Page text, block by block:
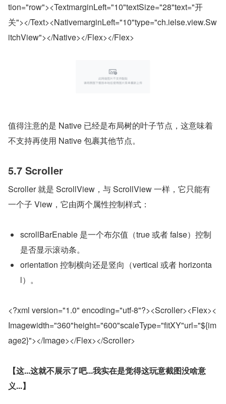
tion="row"><TextmarginLeft="10"textSize="28"text="开
关"></Text><NativemarginLeft="10"type="ch.ielse.view.Sw
itchView"></Native></Flex></Flex>
值得注意的是 Native 已经是布局树的叶子节点，这意味着
不支持再使用 Native 包裹其他节点。
5.7 Scroller
Scroller 就是 ScrollView，与 ScrollView 一样，它只能有
一个子 View，它由两个属性控制样式：
scrollBarEnable 是一个布尔值（true 或者 false）控制
是否显示滚动条。
orientation 控制横向还是竖向（vertical 或者 horizonta
l）。
<?xml version="1.0" encoding="utf-8"?><Scroller><Flex><
Imagewidth="360"height="600"scaleType="fitXY"url="${im
age2}"></Image></Flex></Scroller>
【这...这就不展示了吧...我实在是觉得这玩意截图没啥意
义...】